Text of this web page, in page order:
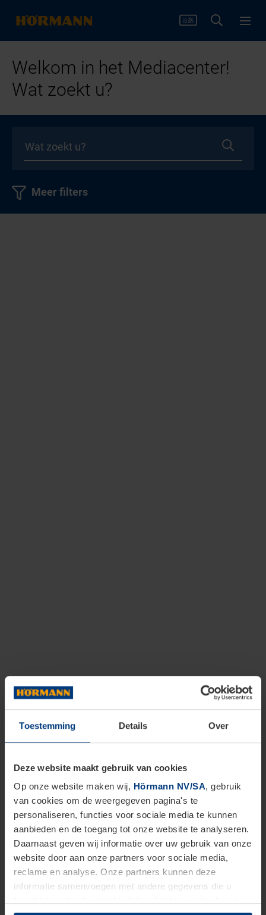
Toestemming Details Over
Deze website maakt gebruik van cookies
Op onze website maken wij, Hörmann NV/SA, gebruik
van cookies om de weergegeven pagina's te
personaliseren, functies voor sociale media te kunnen
aanbieden en de toegang tot onze website te analyseren.
Daarnaast geven wij informatie over uw gebruik van onze
website door aan onze partners voor sociale media,
reclame en analyse. Onze partners kunnen deze
informatie samenvoegen met andere gegevens die u
Welkom in het Mediacenter!
Wat zoekt u?
Meer filters